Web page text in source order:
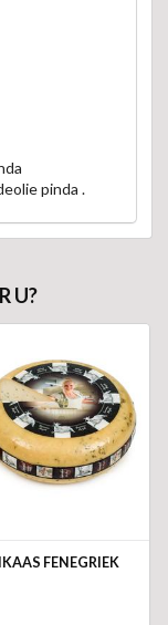
pinda .
U?
FENEGRIEK